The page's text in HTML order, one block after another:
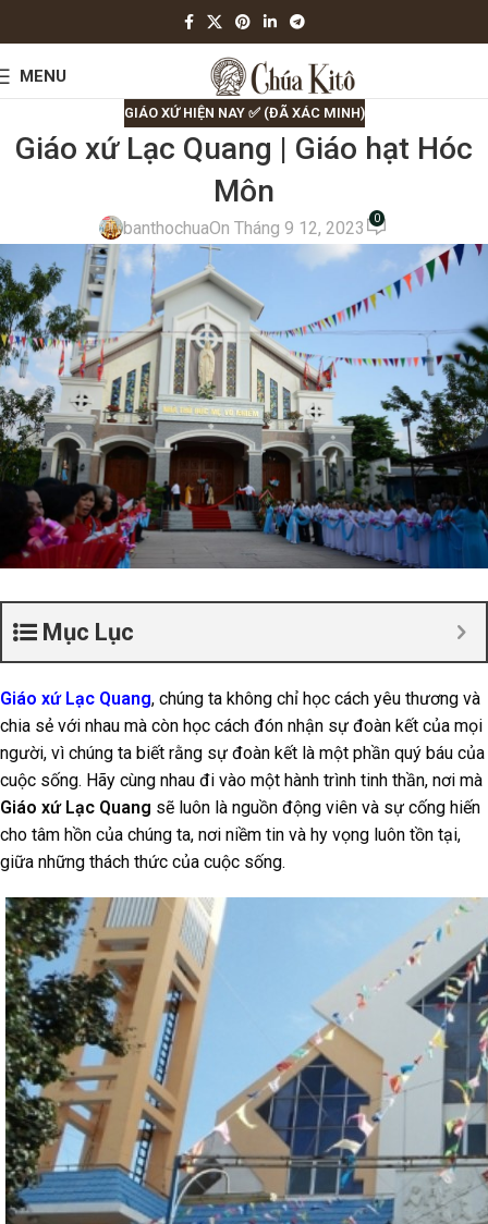
MENU
GIÁO XỨ HIỆN NAY ✅ (ĐÃ XÁC MINH)
Giáo xứ Lạc Quang | Giáo hạt Hóc
Môn
banthochuaOn Tháng 9 12, 2023 0
Mục Lục
Giáo xứ Lạc Quang, chúng ta không chỉ học cách yêu thương và
chia sẻ với nhau mà còn học cách đón nhận sự đoàn kết của mọi
người, vì chúng ta biết rằng sự đoàn kết là một phần quý báu của
cuộc sống. Hãy cùng nhau đi vào một hành trình tinh thần, nơi mà
Giáo xứ Lạc Quang sẽ luôn là nguồn động viên và sự cống hiến
cho tâm hồn của chúng ta, nơi niềm tin và hy vọng luôn tồn tại,
giữa những thách thức của cuộc sống.